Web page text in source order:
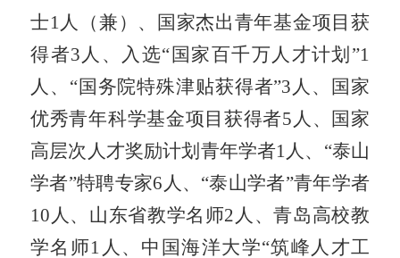
士1 人（兼）、国家杰出青年基金项目获
得者3 人、入选“国家百千万人才计划”1
人、“国务院特殊津贴获得者”3 人、国家
优秀青年科学基金项目获得者5 人、国家
高层次人才奖励计划青年学者1 人、“泰山
学者”特聘专家6 人、“泰山学者”青年学者
10 人 、 山东省教学名师2 人、青岛高校教
学名师1 人、中国海洋大学“筑峰人才工